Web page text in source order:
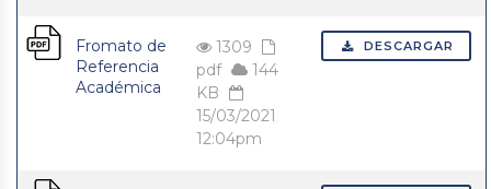
Fromato de
Referencia
Académica
1309
pdf
144
KB
15/03/2021
12:04pm
DESCARGAR